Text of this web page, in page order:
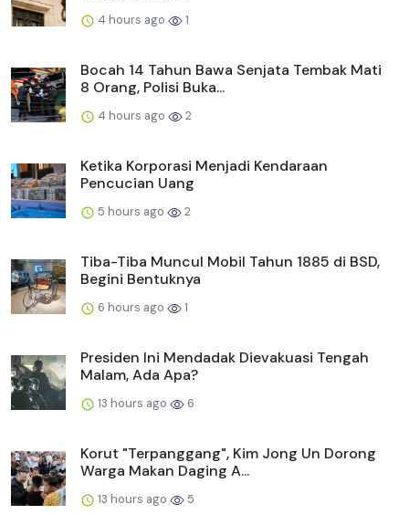
4 hours ago 1
Bocah 14 Tahun Bawa Senjata Tembak Mati
8 Orang, Polisi Buka...
4 hours ago 2
Ketika Korporasi Menjadi Kendaraan
Pencucian Uang
5 hours ago 2
Tiba-Tiba Muncul Mobil Tahun 1885 di BSD,
Begini Bentuknya
6 hours ago 1
Presiden Ini Mendadak Dievakuasi Tengah
Malam, Ada Apa?
13 hours ago 6
Korut "Terpanggang", Kim Jong Un Dorong
Warga Makan Daging A...
13 hours ago 5